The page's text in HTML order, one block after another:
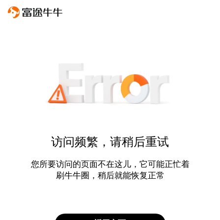
访问频繁，请稍后重试
您所要访问的页面不在这儿，它可能正忙着
刷牛牛圈，稍后就能恢复正常